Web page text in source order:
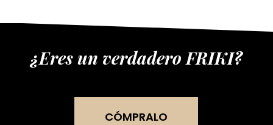
¿Eres un verdadero FRIKI?
CÓMPRALO